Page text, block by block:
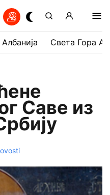
Албанија Света Гора
Саве из